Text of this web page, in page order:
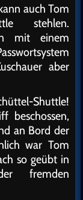
auch Tom
stehlen.
mit einem
aber
Shuttle!
beschossen,
an Bord der
war Tom
so geübt in
fremden